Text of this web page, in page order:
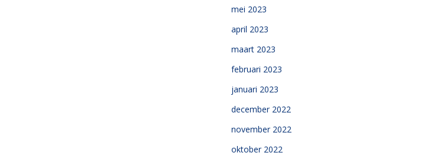
mei 2023
april 2023
maart 2023
februari 2023
januari 2023
december 2022
november 2022
oktober 2022